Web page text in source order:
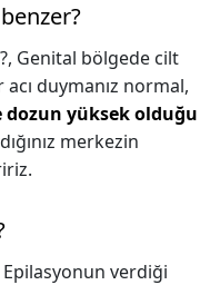
Genital bölgede cilt
duymanız normal,
dozun yüksek olduğu
merkezin
Epilasyonun verdiği